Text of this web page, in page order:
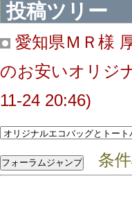
投稿ツリー
愛知県ＭＲ様
のお安いオリジ
11-24 20:46)
条